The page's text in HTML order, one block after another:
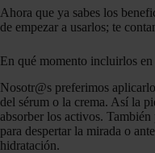
Ahora que ya sabes los
de empezar a usarlos; te
En qué momento incluirlos
Nosotr@s preferimos
del sérum o la crema. Así la
absorber los activos. También
para despertar la mirada o
hidratación.